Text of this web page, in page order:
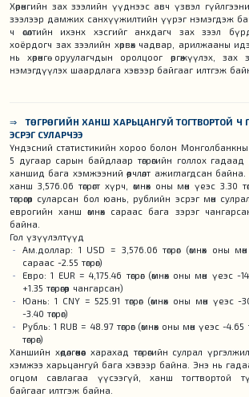
Хөрөнгийн зах зээлийн үүднээс авч үзвэл гүйлгээний
зээлээр дамжих санхүүжилтийн үүрэг нэмэгдэж
ч өсөлтийн ихэнх хэсгийг анхдагч зах зээл
хоёрдогч зах зээлийн хөрвөх чадвар, арилжааны
нь хөрөнгө оруулагчдын оролцоог өргөжүүлэх, зах
нэмэгдүүлэх шаардлага хэвээр байгааг илтгэж
⇒
ТӨГРӨГИЙН ХАНШ ХАРЬЦАНГУЙ ТОГТВОРТОЙ Ч
ЭСРЭГ СУЛАРЧЭЭ
Үндэсний статистикийн хороо болон
5 дугаар сарын байдлаар төгрөгийн голлох
ханшид бага хэмжээний өөрчлөлт ажиглагдсан
ханш 3,576.06 төгрөгт хүрч, өмнөх оны мөн үеэс 3.30
төгрөгөөр суларсан бол юань, рублийн эсрэг мөн
еврогийн ханш өмнөх сараас бага зэрэг
байна.
Гол үзүүлэлтүүд
Ам.доллар: 1 USD = 3,576.06 төгрөг (өмнөх оны мөн
сараас -2.55 төгрөг)
Евро: 1 EUR = 4,175.46 төгрөг (өмнөх оны мөн үеэс -
+1.35 төгрөгөөр чангарсан)
Юань: 1 CNY = 525.91 төгрөг (өмнөх оны мөн үеэс -
-3.40 төгрөг)
Рубль: 1 RUB = 48.97 төгрөг (өмнөх оны мөн үеэс -4.65
төгрөг)
Ханшийн хөдөлгөөнөөс харахад төгрөгийн сулрал
хэмжээ харьцангуй бага хэвээр байна. Энэ нь
огцом савлагаа үүсээгүй, ханш тогтвортой
байгааг илтгэж байна.